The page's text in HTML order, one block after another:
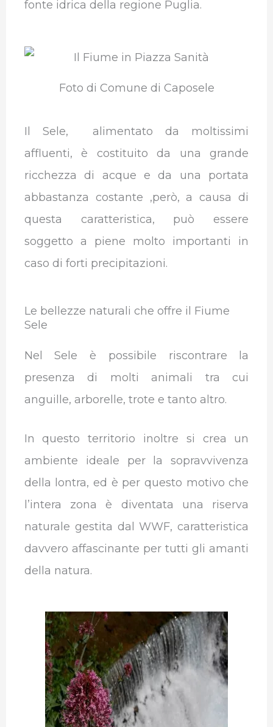
fonte idrica della regione Puglia.
Foto di Comune di Caposele
Il Sele, alimentato da moltissimi
affluenti, è costituito da una grande
ricchezza di acque e da una portata
abbastanza costante ,però, a causa di
questa caratteristica, può essere
soggetto a piene molto importanti in
caso di forti precipitazioni.
Le bellezze naturali che offre il Fiume
Sele
Nel Sele è possibile riscontrare la
presenza di molti animali tra cui
anguille, arborelle, trote e tanto altro.
In questo territorio inoltre si crea un
ambiente ideale per la sopravvivenza
della lontra, ed è per questo motivo che
l’intera zona è diventata una riserva
naturale gestita dal WWF, caratteristica
davvero affascinante per tutti gli amanti
della natura.